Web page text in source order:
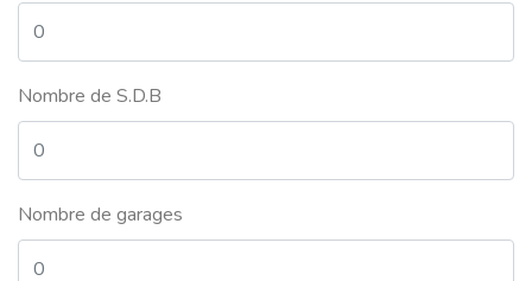
Nombre de S.D.B
Nombre de garages